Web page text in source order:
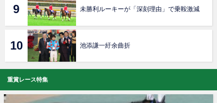
未勝利ルーキーが「深刻理由」で乗鞍激減
池添謙一紆余曲折
重賞レース特集